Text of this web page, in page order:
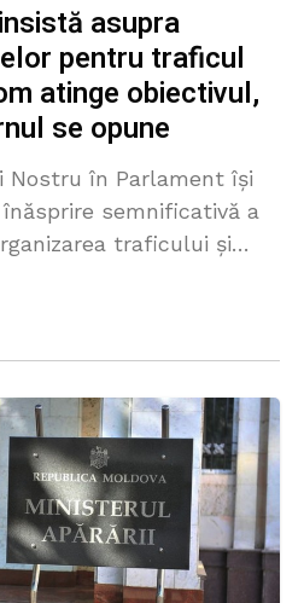
asupra
pentru traficul
atinge obiectivul,
se opune
Nostru în Parlament își
semnificativă a
traficului și
fost făcut de